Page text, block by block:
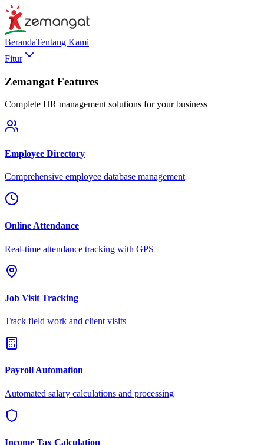
BerandaTentang Kami
Fitur
Zemangat Features
Complete HR management solutions for your business
Employee Directory
Comprehensive employee database management
Online Attendance
Real-time attendance tracking with GPS
Job Visit Tracking
Track field work and client visits
Payroll Automation
Automated salary calculations and processing
Income Tax Calculation